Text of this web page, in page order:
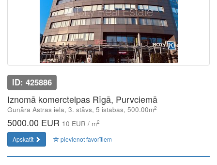
ID: 425886
Iznomā komerctelpas Rīgā, Purvciemā
Gunāra Astras iela, 3. stāvs, 5 istabas, 500.00m2
5000.00 EUR 10 EUR / m2
Apskatīt pievienot favorītiem